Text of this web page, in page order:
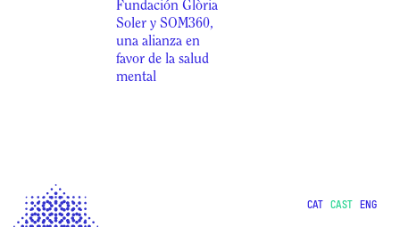
Fundación Glòria
Soler y SOM360,
una alianza en
favor de la salud
mental
CAT CAST ENG